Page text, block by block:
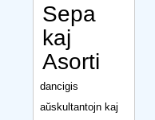
Sepa
kaj
Asorti
dancigis
aŭskultantojn kaj